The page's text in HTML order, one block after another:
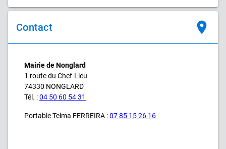
Contact place
Mairie de Nonglard
1 route du Chef-Lieu
74330 NONGLARD
Tél. :04 50 60 54 31
Portable Telma FERREIRA :07 85 15 26 16